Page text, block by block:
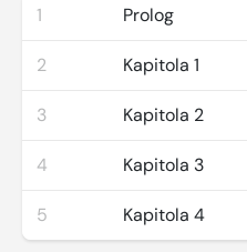
1 Prolog
2 Kapitola 1
3 Kapitola 2
4 Kapitola 3
5 Kapitola 4